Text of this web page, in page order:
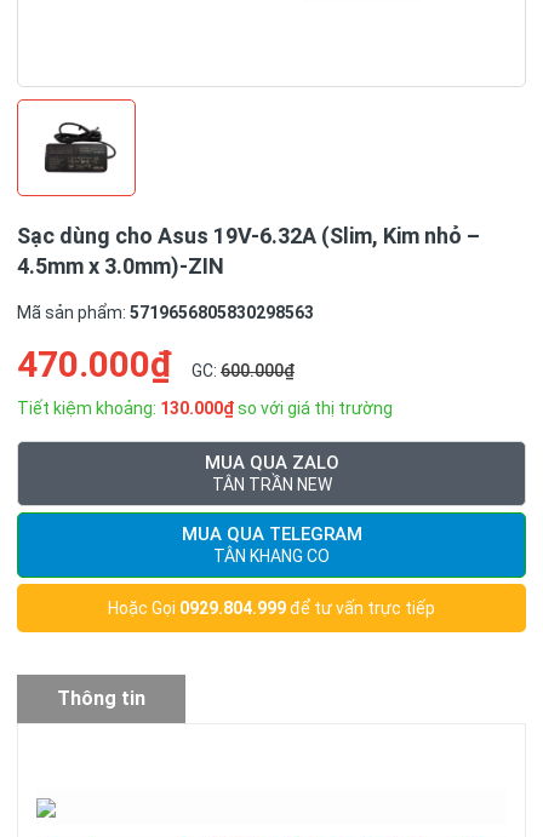
Sạc dùng cho Asus 19V-6.32A (Slim, Kim nhỏ –
4.5mm x 3.0mm)-ZIN
Mã sản phẩm: 5719656805830298563
470.000₫ GC: 600.000₫
Tiết kiệm khoảng: 130.000₫so với giá thị trường
MUA QUA ZALO
TÂN TRẦN NEW
MUA QUA TELEGRAM
TÂN KHANG CO
Hoặc Gọi 0929.804.999để tư vấn trực tiếp
Thông tin